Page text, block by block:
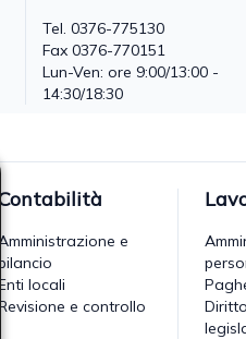
Tel.0376-775130
Fax 0376-770151
Lun-Ven: ore 9:00/13:00 -
14:30/18:30
Contabilità
Amministrazione e
bilancio
Enti locali
Revisione e controllo